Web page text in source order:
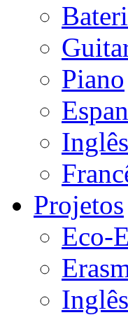
Piano
Inglês
Projetos
Eco-